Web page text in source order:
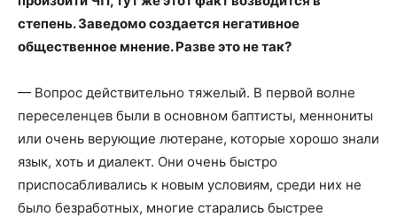
степень. Заведомо создается негативное
общественное мнение. Разве это не так?
— Вопрос действительно тяжелый. В первой волне
переселенцев были в основном баптисты, меннониты
или очень верующие лютеране, которые хорошо знали
язык, хоть и диалект. Они очень быстро
приспосабливались к новым условиям, среди них не
было безработных, многие старались быстрее